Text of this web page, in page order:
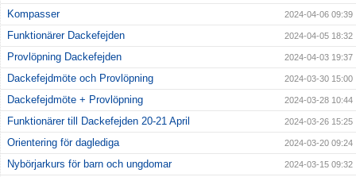
Kompasser 2024-04-06 09:39
Funktionärer Dackefejden 2024-04-05 18:32
Provlöpning Dackefejden 2024-04-03 19:37
Dackefejdmöte och Provlöpning 2024-03-30 15:00
Dackefejdmöte + Provlöpning 2024-03-28 10:44
Funktionärer till Dackefejden 20-21 April 2024-03-26 15:25
Orientering för daglediga 2024-03-20 09:24
Nybörjarkurs för barn och ungdomar 2024-03-15 09:32